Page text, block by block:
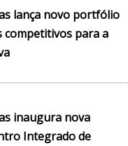
lança novo portfólio
competitivos para a
inaugura nova
Integrado de